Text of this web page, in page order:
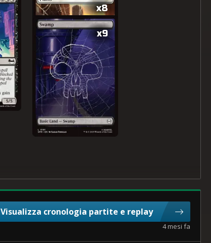
x8
x9
Visualizza cronologia partite e replay
4 mesi fa